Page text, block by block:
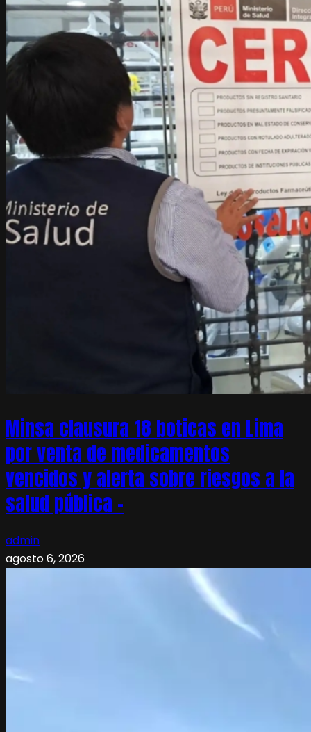
Minsa clausura 18 boticas en Lima
por venta de medicamentos
vencidos y alerta sobre riesgos a la
salud pública –
admin
agosto 6, 2026